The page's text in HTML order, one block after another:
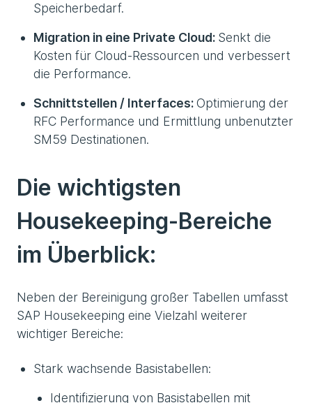
Speicherbedarf.
Migration in eine Private Cloud: Senkt die
Kosten für Cloud-Ressourcen und verbessert
die Performance.
Schnittstellen / Interfaces:Optimierung der
RFC Performance und Ermittlung unbenutzter
SM59 Destinationen.
Die wichtigsten
Housekeeping-Bereiche
im Überblick:
Neben der Bereinigung großer Tabellen umfasst
SAP Housekeeping eine Vielzahl weiterer
wichtiger Bereiche:
Stark wachsende Basistabellen:
Identifizierung von Basistabellen mit